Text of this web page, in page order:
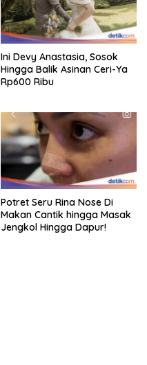
Ini Devy Anastasia, Sosok
Hingga Balik Asinan Ceri-Ya
Rp600 Ribu
Potret Seru Rina Nose Di
Makan Cantik hingga Masak
Jengkol Hingga Dapur!